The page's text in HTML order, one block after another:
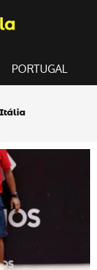
PORTUGAL
Itália